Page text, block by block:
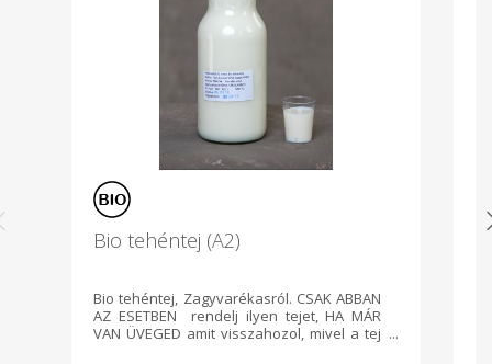
Bio tehéntej (A2)
Bio tehéntej, Zagyvarékasról. CSAK ABBAN
AZ ESETBEN rendelj ilyen tejet, HA MÁR
VAN ÜVEGED amit visszahozol, mivel a tej